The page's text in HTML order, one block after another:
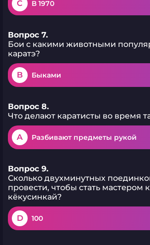
C В 1970
Вопрос 7.
Бои с какими животными
каратэ?
B Быками
Вопрос 8.
Что делают каратисты во время
A Разбивают предметы рукой
Вопрос 9.
Сколько двухминутных
провести, чтобы стать мастером
кёкусинкай?
D 100